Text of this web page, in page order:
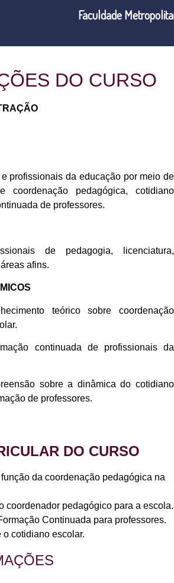
DO CURSO
profissionais da educação por meio de
coordenação pedagógica, cotidiano
de professores.
de pedagogia, licenciatura,
afins.
teórico sobre coordenação
continuada de profissionais da
sobre a dinâmica do cotidiano
de professores.
DO CURSO
da coordenação pedagógica na
coordenador pedagógico para a escola.
Continuada para professores.
o cotidiano escolar.
Faculdade